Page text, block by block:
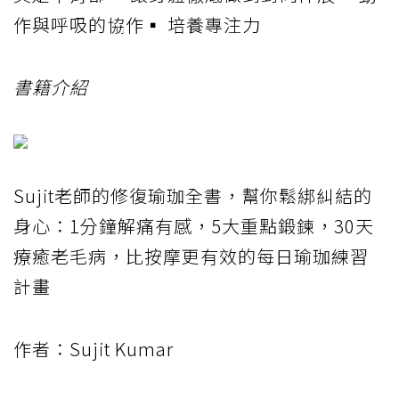
作與呼吸的協作▪ 培養專注力
書籍介紹
Sujit老師的修復瑜珈全書，幫你鬆綁糾結的
身心：1分鐘解痛有感，5大重點鍛鍊，30天
療癒老毛病，比按摩更有效的每日瑜珈練習
計畫
作者：Sujit Kumar